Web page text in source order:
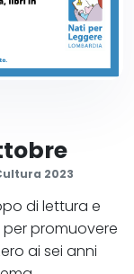
2023
di lettura e
promuovere
ai sei anni